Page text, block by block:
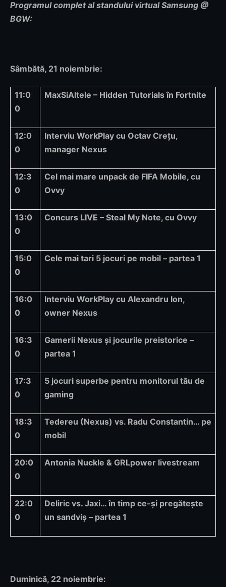
Programul complet al standului virtual Samsung @
BGW:
Sâmbătă, 21 noiembrie:
11:0
0
MaxSiAltele – Hidden Tutorials în Fortnite
12:0
0
Interviu WorkPlay cu Octav Crețu,
manager Nexus
12:3
0
Cel mai mare unpack de FIFA Mobile, cu
Ovvy
13:0
0
Concurs LIVE – Steal My Note, cu Ovvy
15:0
0
Cele mai tari 5 jocuri pe mobil – partea 1
16:0
0
Interviu WorkPlay cu Alexandru Ion,
owner Nexus
16:3
0
Gamerii Nexus și jocurile preistorice –
partea 1
17:3
0
5 jocuri superbe pentru monitorul tău de
gaming
18:3
0
Tedereu (Nexus) vs. Radu Constantin… pe
mobil
20:0
0
Antonia Nuckle & GRLpower livestream
22:0
0
Deliric vs. Jaxi… în timp ce-și pregătește
un sandviș – partea 1
Duminică, 22 noiembrie: